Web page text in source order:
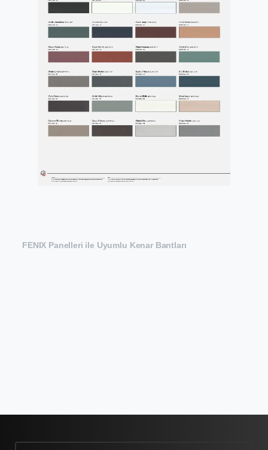
FENIX Panelleri ile Uyumlu Kenar Bantları